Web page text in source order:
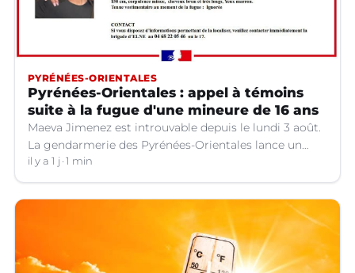
PYRÉNÉES-ORIENTALES
Pyrénées-Orientales : appel à témoins
suite à la fugue d'une mineure de 16 ans
Maeva Jimenez est introuvable depuis le lundi 3 août.
La gendarmerie des Pyrénées-Orientales lance un
appel à témoins.
il y a 1 j 1 min